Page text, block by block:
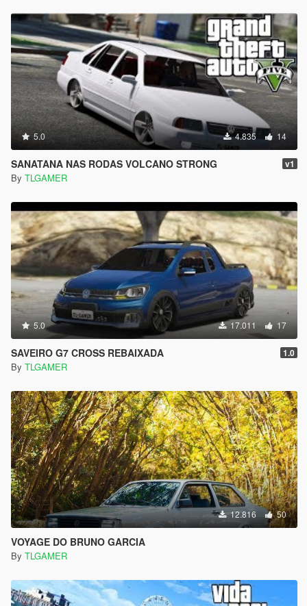
5.0 4.835 14
SANATANA NAS RODAS VOLCANO STRONG v1
By TLGAMER
5.0 17.011 17
SAVEIRO G7 CROSS REBAIXADA 1.0
By TLGAMER
12.816 50
VOYAGE DO BRUNO GARCIA
By TLGAMER